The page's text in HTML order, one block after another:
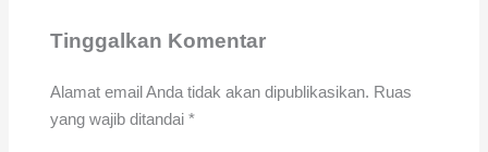
Tinggalkan Komentar
Alamat email Anda tidak akan dipublikasikan. Ruas
yang wajib ditandai *